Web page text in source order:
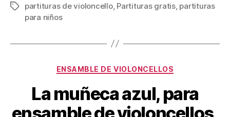
Etiquetas
partituras de violoncello, Partituras gratis, partituras
para niños
Categorías
ENSAMBLE DE VIOLONCELLOS
La muñeca azul, para